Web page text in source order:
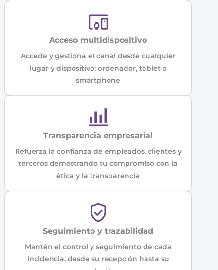
Acceso multidispositivo
Accede y gestiona el canal desde cualquier
lugar y dispositivo: ordenador, tablet o
smartphone
Transparencia empresarial
Refuerza la confianza de empleados, clientes y
terceros demostrando tu compromiso con la
ética y la transparencia
Seguimiento y trazabilidad
Mantén el control y seguimiento de cada
incidencia, desde su recepción hasta su